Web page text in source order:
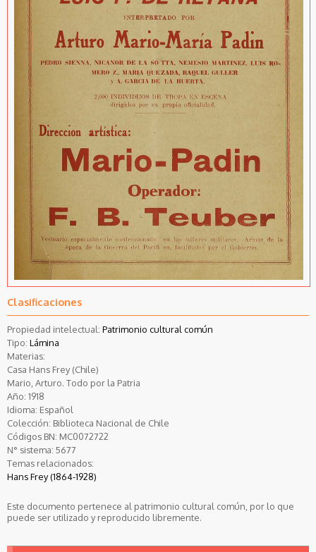
Clasificaciones
Propiedad intelectual: Patrimonio cultural común
Tipo: Lámina
Materias:
Casa Hans Frey (Chile)
Mario, Arturo. Todo por la Patria
Año: 1918
Idioma: Español
Colección: Biblioteca Nacional de Chile
Códigos BN: MC0072722
N° sistema: 5677
Temas relacionados:
Hans Frey (1864-1928)
Este documento pertenece al patrimonio cultural común, por lo que
puede ser utilizado y reproducido libremente.